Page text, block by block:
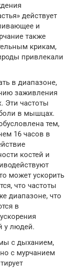
действует
и
также
крикам,
привлекали
в диапазоне,
заживления
Эти частоты
в мышцах.
тем,
16 часов в
костей и
может ускорить
что частоты
диапазоне, что
в
у людей.
с дыханием,
с мурчанием